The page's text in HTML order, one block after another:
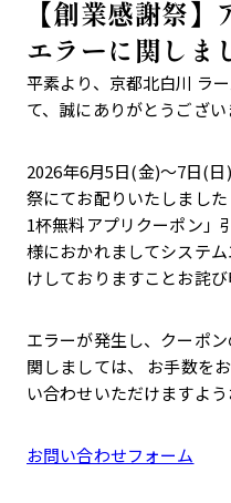
【創業感謝祭
エラーに関しま
平素より、京都北白川 ラ
て、誠にありがとうござい
2026年6月5日(金)～7日(
祭にてお配りいたしました
1杯無料アプリクーポン」
様におかれましてシステ
けしておりますことお詫び
エラーが発生し、クーポ
関しましては、 お手数を
い合わせいただけますよう
お問い合わせフォーム